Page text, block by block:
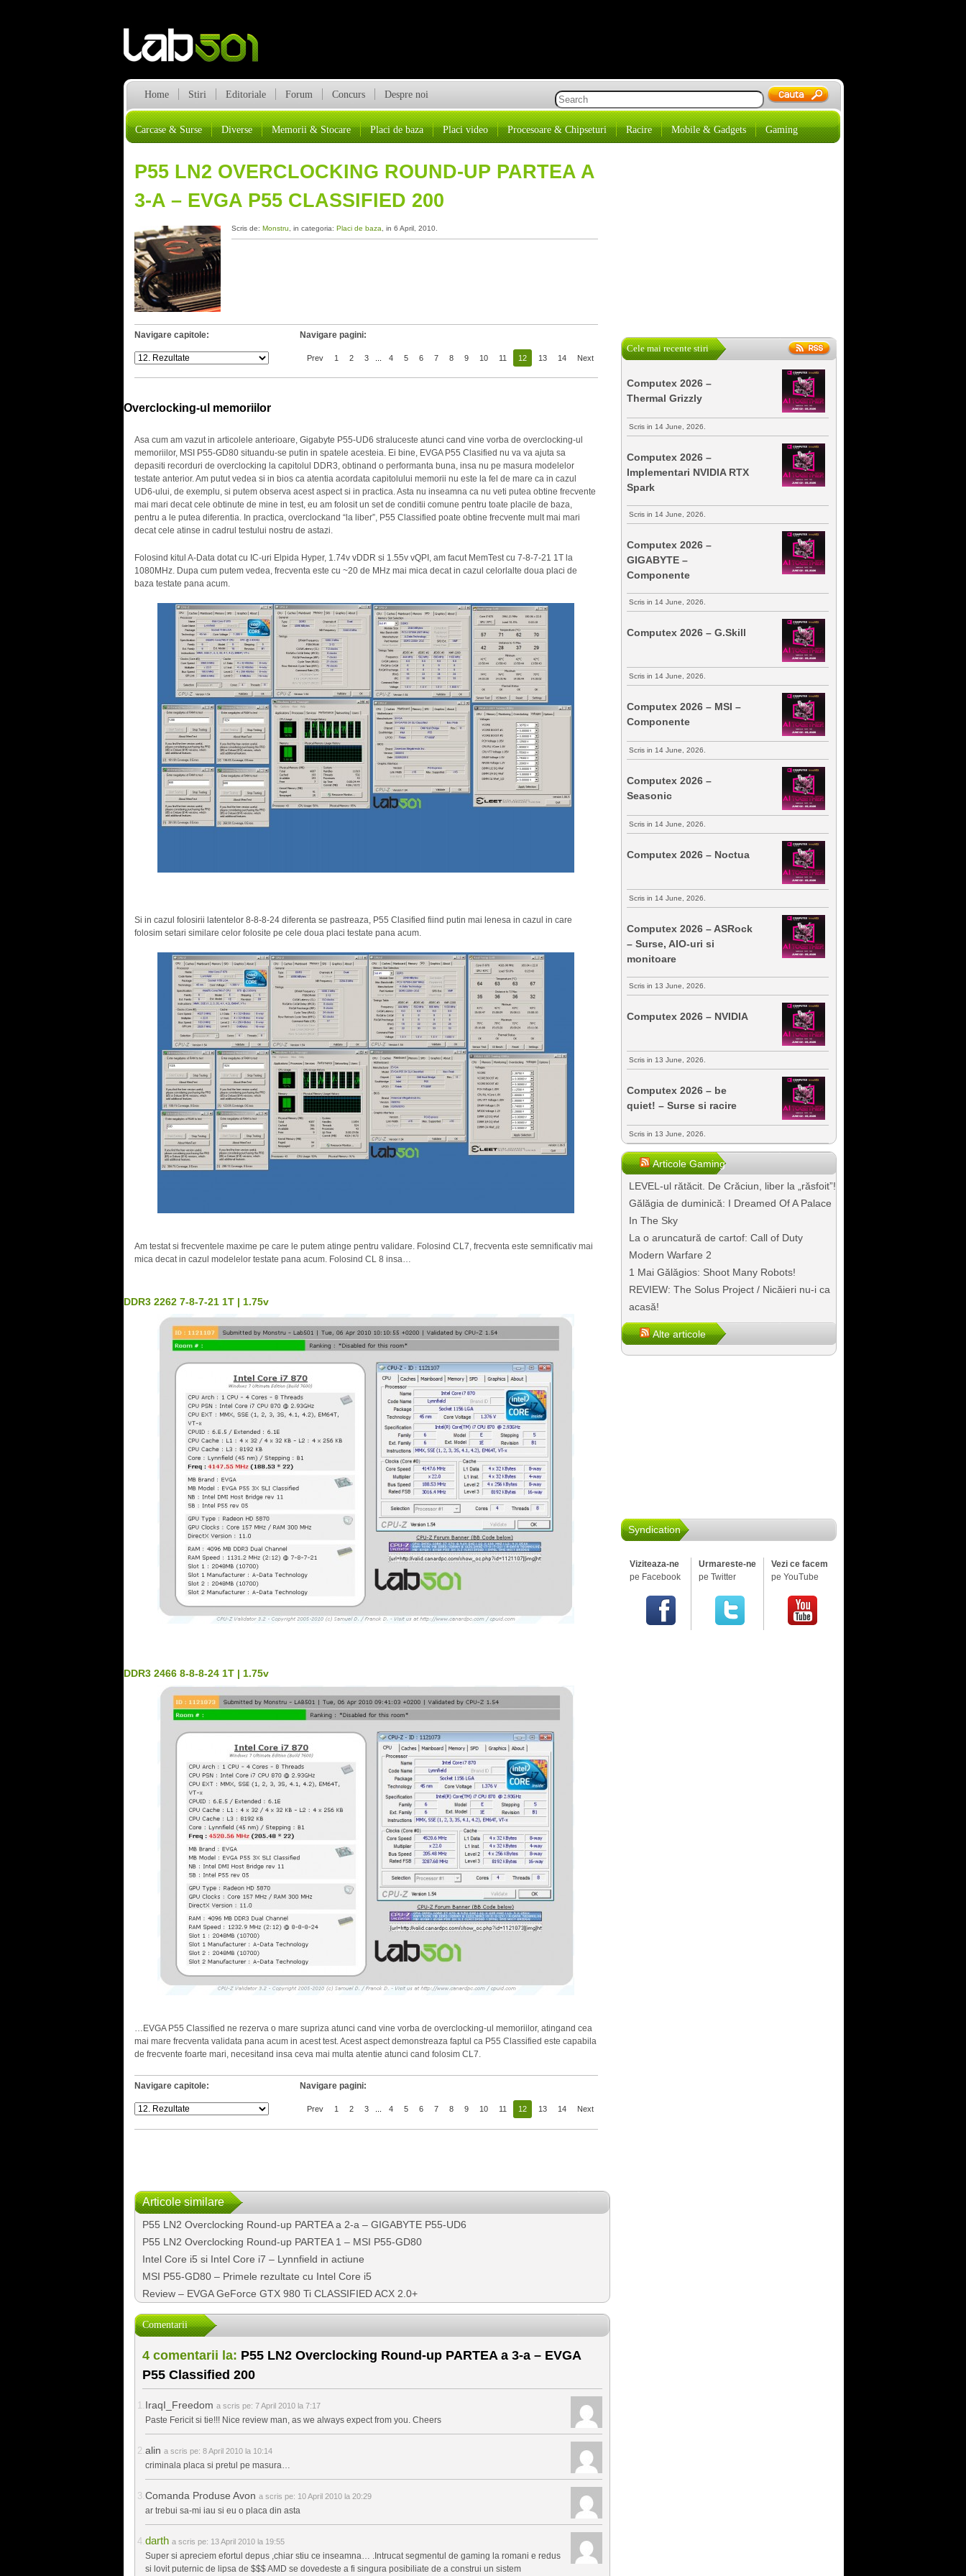
Home Stiri Editoriale Forum Concurs Despre noi
Carcase & Surse Diverse Memorii & Stocare Placi de baza Placi video Procesoare & Chipseturi Racire Mobile & Gadgets Gaming
P55 LN2 OVERCLOCKING ROUND-UP PARTEA A
3-A – EVGA P55 CLASSIFIED 200
Scris de: Monstru , in categoria: Placi de baza , in 6 April, 2010.
Navigare capitole: Navigare pagini:
Prev 1 2 3 4 5 6 7 8 9 10 11 12 13 14 Next
Overclocking-ul memoriilor
Asa cum am vazut in articolele anterioare, Gigabyte P55-UD6 straluceste atunci cand vine vorba de overclocking-ul
memoriilor, MSI P55-GD80 situandu-se putin in spatele acesteia. Ei bine, EVGA P55 Clasified nu va va ajuta sa
depasiti recorduri de overclocking la capitolul DDR3, obtinand o performanta buna, insa nu pe masura modelelor
testate anterior. Am putut vedea si in bios ca atentia acordata capitolului memorii nu este la fel de mare ca in cazul
UD6-ului, de exemplu, si putem observa acest aspect si in practica. Asta nu inseamna ca nu veti putea obtine frecvente
mai mari decat cele obtinute de mine in test, eu am folosit un set de conditii comune pentru toate placile de baza,
pentru a le putea diferentia. In practica, overclockand “la liber”, P55 Classified poate obtine frecvente mult mai mari
decat cele atinse in cadrul testului nostru de astazi.
Folosind kitul A-Data dotat cu IC-uri Elpida Hyper, 1.74v vDDR si 1.55v vQPI, am facut MemTest cu 7-8-7-21 1T la
1080MHz. Dupa cum putem vedea, frecventa este cu ~20 de MHz mai mica decat in cazul celorlalte doua placi de
baza testate pana acum.
Si in cazul folosirii latentelor 8-8-8-24 diferenta se pastreaza, P55 Clasified fiind putin mai lenesa in cazul in care
folosim setari similare celor folosite pe cele doua placi testate pana acum.
Am testat si frecventele maxime pe care le putem atinge pentru validare. Folosind CL7, frecventa este semnificativ mai
mica decat in cazul modelelor testate pana acum. Folosind CL 8 insa…
DDR3 2262 7-8-7-21 1T | 1.75v
DDR3 2466 8-8-8-24 1T | 1.75v
…EVGA P55 Classified ne rezerva o mare supriza atunci cand vine vorba de overclocking-ul memoriilor, atingand cea
mai mare frecventa validata pana acum in acest test. Acest aspect demonstreaza faptul ca P55 Classified este capabila
de frecvente foarte mari, necesitand insa ceva mai multa atentie atunci cand folosim CL7.
Navigare capitole: Navigare pagini:
Prev 1 2 3 4 5 6 7 8 9 10 11 12 13 14 Next
Articole similare
P55 LN2 Overclocking Round-up PARTEA a 2-a – GIGABYTE P55-UD6
P55 LN2 Overclocking Round-up PARTEA 1 – MSI P55-GD80
Intel Core i5 si Intel Core i7 – Lynnfield in actiune
MSI P55-GD80 – Primele rezultate cu Intel Core i5
Review – EVGA GeForce GTX 980 Ti CLASSIFIED ACX 2.0+
Comentarii
4 comentarii la: P55 LN2 Overclocking Round-up PARTEA a 3-a – EVGA
P55 Classified 200
IraqI_Freedom a scris pe: 7 April 2010 la 7:17
Paste Fericit si tie!!! Nice review man, as we always expect from you. Cheers
alin a scris pe: 8 April 2010 la 10:14
criminala placa si pretul pe masura…
Comanda Produse Avon a scris pe: 10 April 2010 la 20:29
ar trebui sa-mi iau si eu o placa din asta
darth a scris pe: 13 April 2010 la 19:55
Super si apreciem efortul depus ,chiar stiu ce inseamna… .Intrucat segmentul de gaming la romani e redus
si lovit puternic de lipsa de $$$ AMD se dovedeste a fi singura posibiliate de a construi un sistem
Cele mai recente stiri
Computex 2026 –
Thermal Grizzly
Scris in 14 June, 2026.
Computex 2026 –
Implementari NVIDIA RTX
Spark
Scris in 14 June, 2026.
Computex 2026 –
GIGABYTE –
Componente
Scris in 14 June, 2026.
Computex 2026 – G.Skill
Scris in 14 June, 2026.
Computex 2026 – MSI –
Componente
Scris in 14 June, 2026.
Computex 2026 –
Seasonic
Scris in 14 June, 2026.
Computex 2026 – Noctua
Scris in 14 June, 2026.
Computex 2026 – ASRock
– Surse, AIO-uri si
monitoare
Scris in 13 June, 2026.
Computex 2026 – NVIDIA
Scris in 13 June, 2026.
Computex 2026 – be
quiet! – Surse si racire
Scris in 13 June, 2026.
Articole Gaming
LEVEL-ul rătăcit. De Crăciun, liber la „răsfoit”!
Gălăgia de duminică: I Dreamed Of A Palace
In The Sky
La o aruncatură de cartof: Call of Duty
Modern Warfare 2
1 Mai Gălăgios: Shoot Many Robots!
REVIEW: The Solus Project / Nicăieri nu-i ca
acasă!
Alte articole
Syndication
Viziteaza-ne
pe Facebook
Urmareste-ne
pe Twitter
Vezi ce facem
pe YouTube